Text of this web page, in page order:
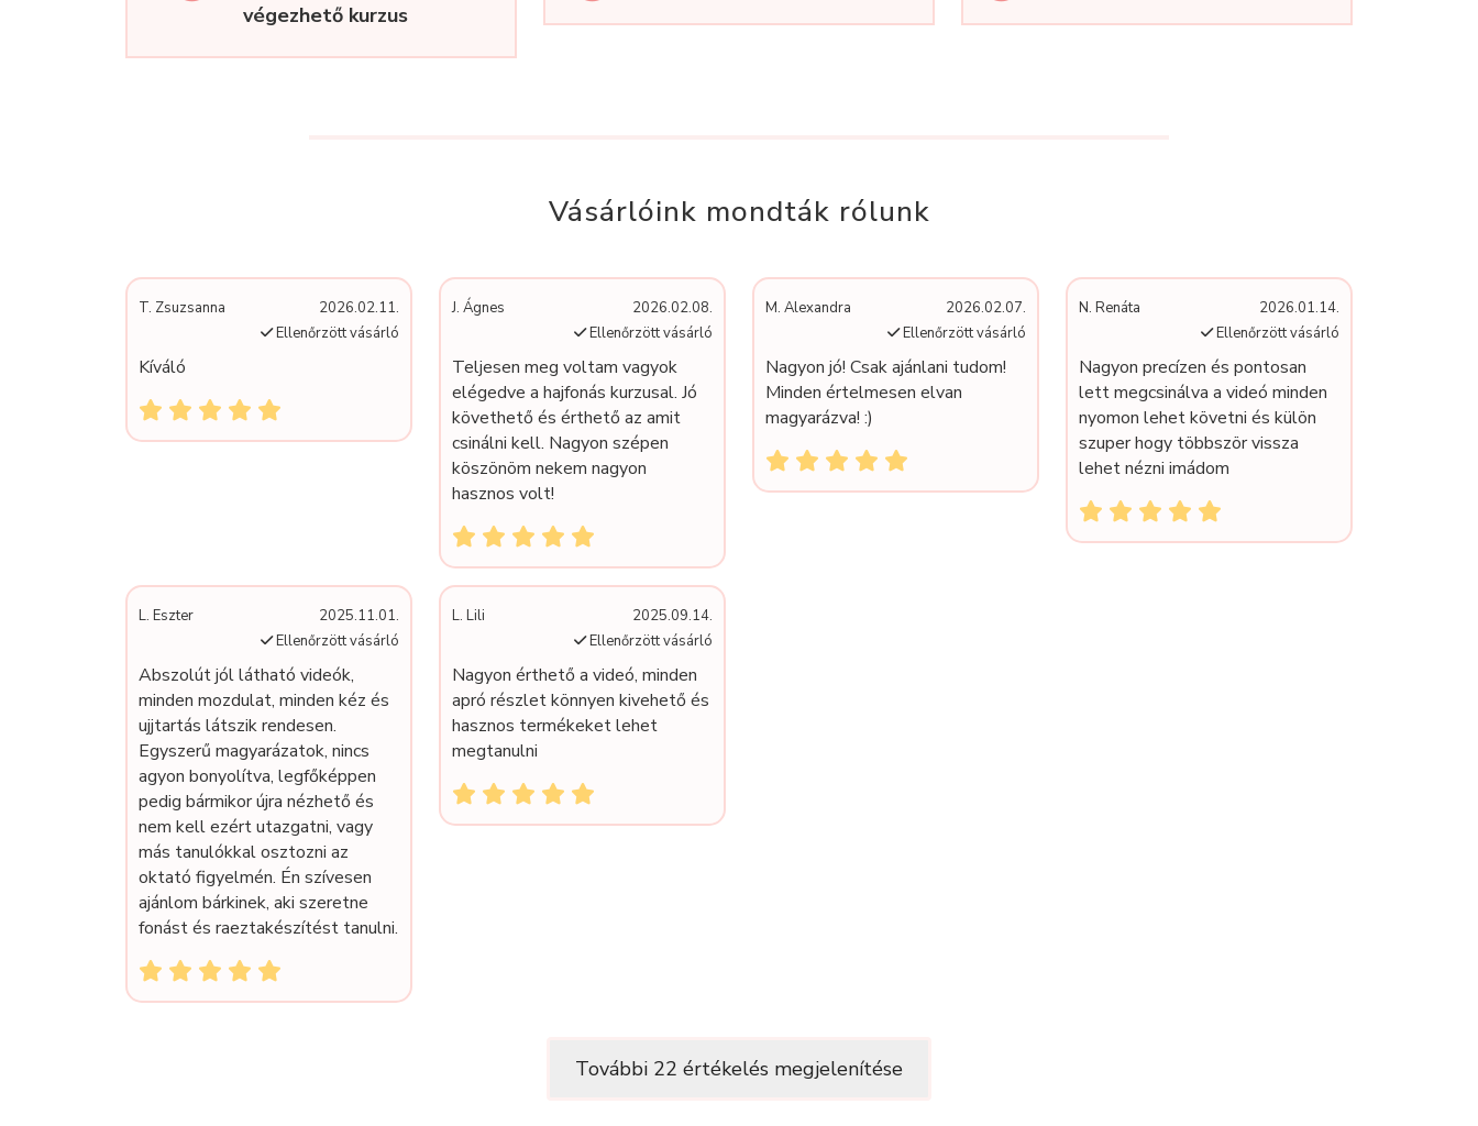
végezhető kurzus
Vásárlóink mondták rólunk
2026.02.11.
T. Zsuzsanna
Ellenőrzött vásárló
Kíváló
2026.02.08.
J. Ágnes
Ellenőrzött vásárló
Teljesen meg voltam vagyok
elégedve a hajfonás kurzusal. Jó
követhető és érthető az amit
csinálni kell. Nagyon szépen
köszönöm nekem nagyon
hasznos volt!
2026.02.07.
M. Alexandra
Ellenőrzött vásárló
Nagyon jó! Csak ajánlani tudom!
Minden értelmesen elvan
magyarázva! :)
2026.01.14.
N. Renáta
Ellenőrzött vásárló
Nagyon precízen és pontosan
lett megcsinálva a videó minden
nyomon lehet követni és külön
szuper hogy többször vissza
lehet nézni imádom
2025.11.01.
L. Eszter
Ellenőrzött vásárló
Abszolút jól látható videók,
minden mozdulat, minden kéz és
ujjtartás látszik rendesen.
Egyszerű magyarázatok, nincs
agyon bonyolítva, legfőképpen
pedig bármikor újra nézhető és
nem kell ezért utazgatni, vagy
más tanulókkal osztozni az
oktató figyelmén. Én szívesen
ajánlom bárkinek, aki szeretne
fonást és raeztakészítést tanulni.
2025.09.14.
L. Lili
Ellenőrzött vásárló
Nagyon érthető a videó, minden
apró részlet könnyen kivehető és
hasznos termékeket lehet
megtanulni
További 22 értékelés megjelenítése